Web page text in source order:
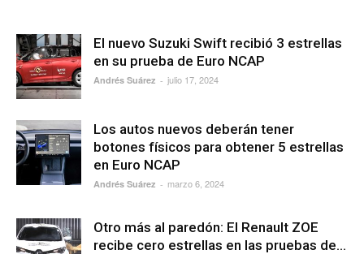
El nuevo Suzuki Swift recibió 3 estrellas
en su prueba de Euro NCAP
Andrés Suárez - julio 17, 2024
Los autos nuevos deberán tener
botones físicos para obtener 5 estrellas
en Euro NCAP
Andrés Suárez - marzo 6, 2024
Otro más al paredón: El Renault ZOE
recibe cero estrellas en las pruebas de...